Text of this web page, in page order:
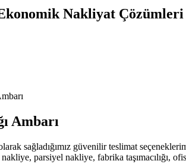
Nakliyat Çözümleri
Ambarı
sağladığımız güvenilir teslimat
parsiyel nakliye, fabrika taşımacılığı,